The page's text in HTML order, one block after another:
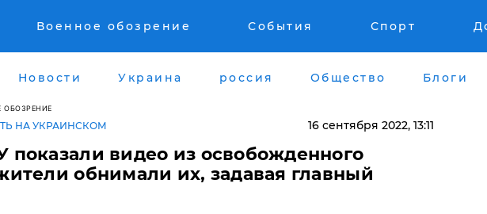
Военное обозрение События Спорт
Новости Украина россия Общество Блоги
ОБОЗРЕНИЕ
НА УКРАИНСКОМ 16 сентября 2022, 13:11
видео из освобожденного
обнимали их, задавая главный